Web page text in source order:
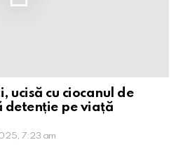
ucisă cu ciocanul de
detenție pe viață
7:23 am